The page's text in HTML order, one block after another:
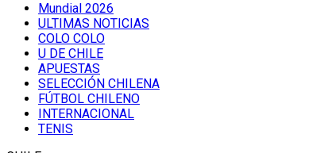
Mundial 2026
ULTIMAS NOTICIAS
COLO COLO
U DE CHILE
APUESTAS
SELECCIÓN CHILENA
FÚTBOL CHILENO
INTERNACIONAL
TENIS